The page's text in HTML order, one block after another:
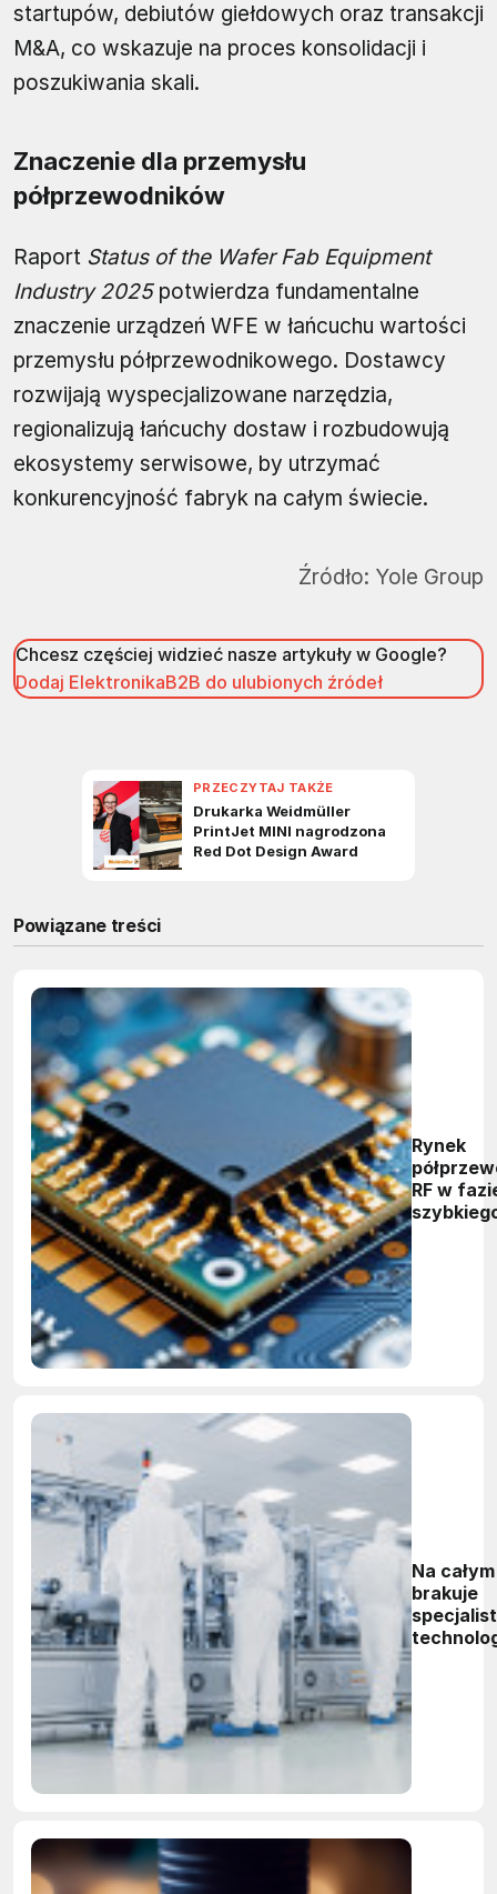
startupów, debiutów giełdowych oraz transakcji
M&A, co wskazuje na proces konsolidacji i
poszukiwania skali.
Znaczenie dla przemysłu
półprzewodników
Raport Status of the Wafer Fab Equipment
Industry 2025potwierdza fundamentalne
znaczenie urządzeń WFE w łańcuchu wartości
przemysłu półprzewodnikowego. Dostawcy
rozwijają wyspecjalizowane narzędzia,
regionalizują łańcuchy dostaw i rozbudowują
ekosystemy serwisowe, by utrzymać
konkurencyjność fabryk na całym świecie.
Źródło: Yole Group
Chcesz częściej widzieć nasze artykuły w Google?
Dodaj ElektronikaB2B do ulubionych źródeł
Powiązane treści
Rynek
RF w
Na
brakuje